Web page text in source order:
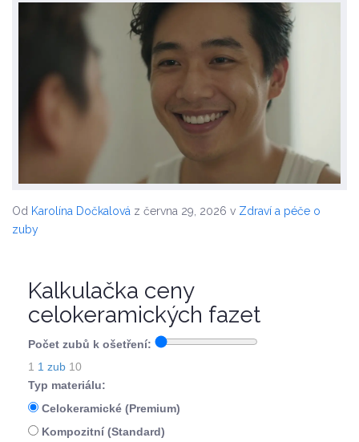
Od Karolína Dočkalová z června 29, 2026 v Zdraví a péče o
zuby
Kalkulačka ceny
celokeramických fazet
Počet zubů k ošetření:
1 1 zub 10
Typ materiálu:
Celokeramické (Premium)
Kompozitní (Standard)